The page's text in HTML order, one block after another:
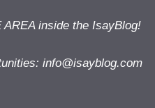
inside the IsayBlog!
info@isayblog.com